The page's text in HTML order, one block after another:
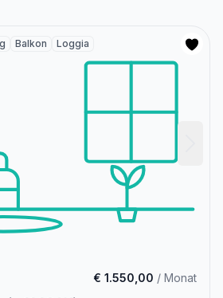
Balkon Loggia
€ 1.550,00 / Monat